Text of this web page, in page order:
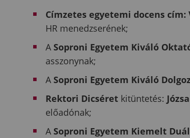
Címzetes egyetemi docens cím:
HR menedzserének;
A Soproni Egyetem Kiváló
asszonynak;
A Soproni Egyetem Kiváló
Rektori Dicséret kitüntetés:
előadónak;
A Soproni Egyetem Kiemelt